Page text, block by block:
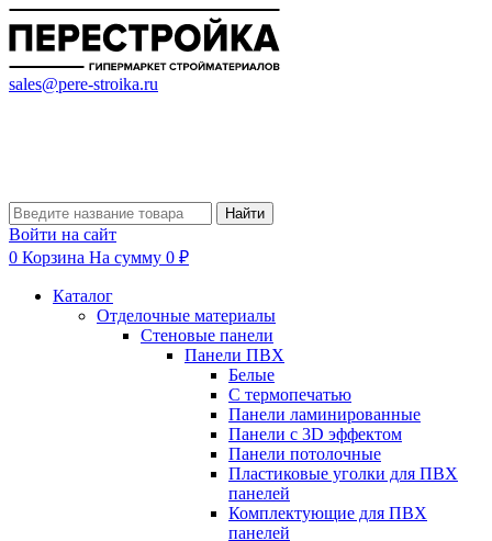
sales@pere-stroika.ru
Найти
Войти на сайт
0 Корзина На сумму 0 ₽
Каталог
Отделочные материалы
Стеновые панели
Панели ПВХ
Белые
С термопечатью
Панели ламинированные
Панели с 3D эффектом
Панели потолочные
Пластиковые уголки для ПВХ
панелей
Комплектующие для ПВХ
панелей